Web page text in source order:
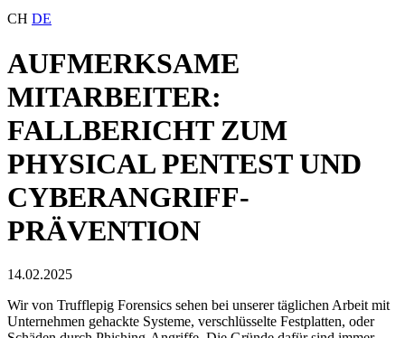
CH DE
AUFMERKSAME
MITARBEITER:
FALLBERICHT ZUM
PHYSICAL PENTEST UND
CYBERANGRIFF-
PRÄVENTION
14.02.2025
Wir von Trufflepig Forensics sehen bei unserer täglichen Arbeit mit
Unternehmen gehackte Systeme, verschlüsselte Festplatten, oder